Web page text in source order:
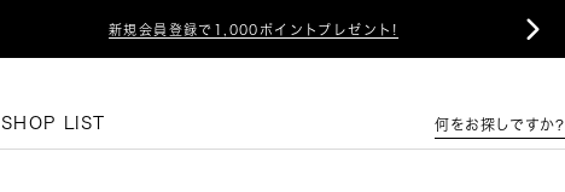
新規会員登録で1,000ポイントプレゼント! 
SHOP LIST 何をお探しですか?